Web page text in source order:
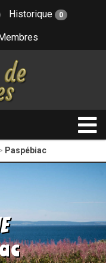
Historique 0
Paspébiac